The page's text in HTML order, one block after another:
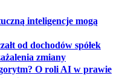
inteligencje mogą
się w nowej karcie
od dochodów spółekotwiera
zmianyotwiera się w
O roli AI w prawie